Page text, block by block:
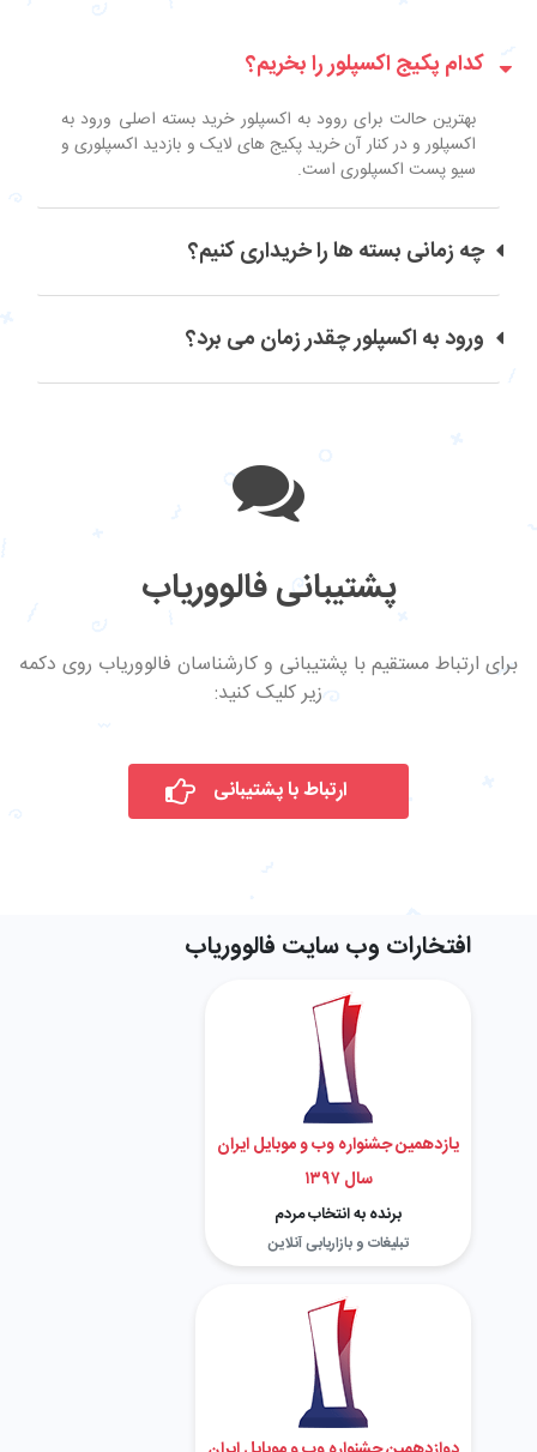
کدام پکیج اکسپلور را بخریم؟
بهترین حالت برای روود به اکسپلور خرید بسته اصلی ورود به
اکسپلور و در کنار آن خرید پکیج های لایک و بازدید اکسپلوری و
سیو پست اکسپلوری است.
چه زمانی بسته ها را خریداری کنیم؟
ورود به اکسپلور چقدر زمان می برد؟
پشتیبانی فالووریاب
برای ارتباط مستقیم با پشتیبانی و کارشناسان فالووریاب روی دکمه
زیر کلیک کنید:
ارتباط با پشتیبانی
افتخارات وب سایت فالووریاب
یازدهمین جشنواره وب و موبایل ایران
سال ۱۳۹۷
برنده به انتخاب مردم
تبلیغات و بازاریابی آنلاین